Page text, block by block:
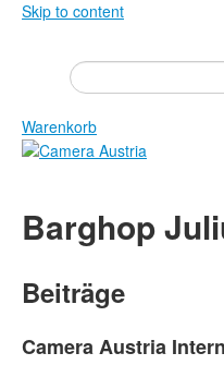
Skip to content
Presse
Veranstaltungen
Newsletter
Über uns
Shop
Datenschutz
Warenkorb
Zeitschrift
Bücher
Edition
Barghop
Beiträge
Camera Austria